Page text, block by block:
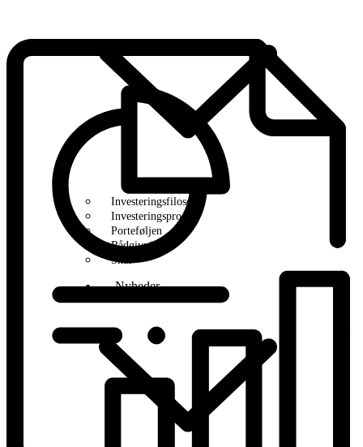
Investeringsfilosofi
Investeringsproces
Porteføljen
Rådgivning
Skat
Nyheder